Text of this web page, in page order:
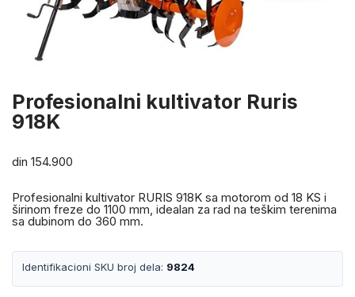
Profesionalni kultivator Ruris
918K
din 154.900
Profesionalni kultivator RURIS 918K sa motorom od 18 KS i
širinom freze do 1100 mm, idealan za rad na teškim terenima
sa dubinom do 360 mm.
Identifikacioni SKU broj dela: 9824